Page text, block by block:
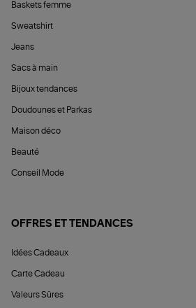
Baskets femme
Sweatshirt
Jeans
Sacs à main
Bijoux tendances
Doudounes et Parkas
Maison déco
Beauté
Conseil Mode
OFFRES ET TENDANCES
Idées Cadeaux
Carte Cadeau
Valeurs Sûres